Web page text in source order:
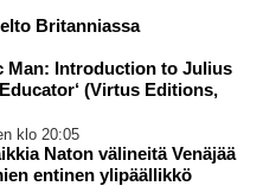
Britanniassa
Man: Introduction to Julius
(Virtus Editions,
klo 20:05
Naton välineitä Venäjää
entinen ylipäällikkö